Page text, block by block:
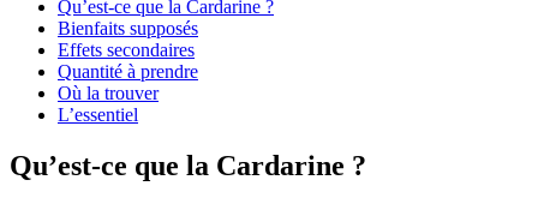
Qu’est-ce que la Cardarine ?
Bienfaits supposés
Effets secondaires
Quantité à prendre
Où la trouver
L’essentiel
Qu’est-ce que la Cardarine ?